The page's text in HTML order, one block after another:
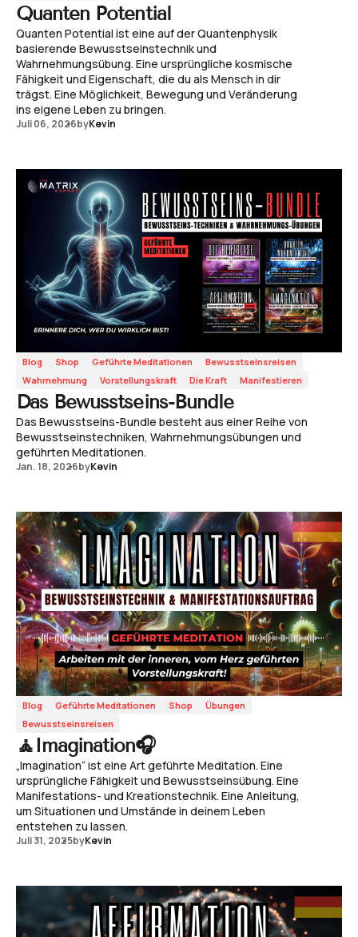
Quanten Potential
Quanten Potential ist eine auf der Quantenphysik
basierende Bewusstseinstechnik und
Wahrnehmungsübung. Eine ursprüngliche kosmische
Fähigkeit und Eigenschaft, die du als Mensch in dir
trägst. Eine Möglichkeit, Bewegung und Veränderung
ins eigene Leben zu bringen.
Juli 06, 2026byKevin
Blog Shop Geführte Meditationen
Bewusstseinsreisen
Wahrnehmung
Vorstellungskraft Die Kraft Manifestieren
Das Bewusstseins-Bundle
Das Bewusstseins-Bundle besteht aus einer Reihe von
Bewusstseinstechniken, Wahrnehmungsübungen und
geführten Meditationen.
Jan. 18, 2026byKevin
Blog Geführte Meditationen Shop
Übungen
Bewusstseinsreisen
🧘Imagination🎧
„Imagination“ ist eine Art geführte Meditation. Eine
ursprüngliche Fähigkeit und Bewusstseinsübung. Eine
Manifestations- und Kreationstechnik. Eine Anleitung,
um Situationen und Umstände in deinem Leben
entstehen zu lassen.
Juli 31, 2025byKevin